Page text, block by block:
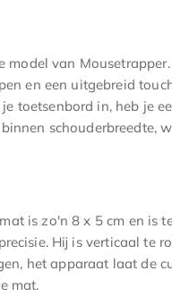
model van
en een uitgebreid
toetsenbord in, heb je
schouderbreedte,
is zo'n 8 x 5 cm en is
Hij is verticaal te
het apparaat laat de
mat.